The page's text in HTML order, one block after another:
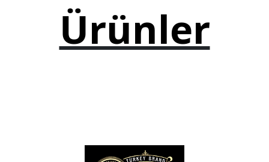
Mağaza Dekorasyonu
Ahşap KamelyaÜrünler